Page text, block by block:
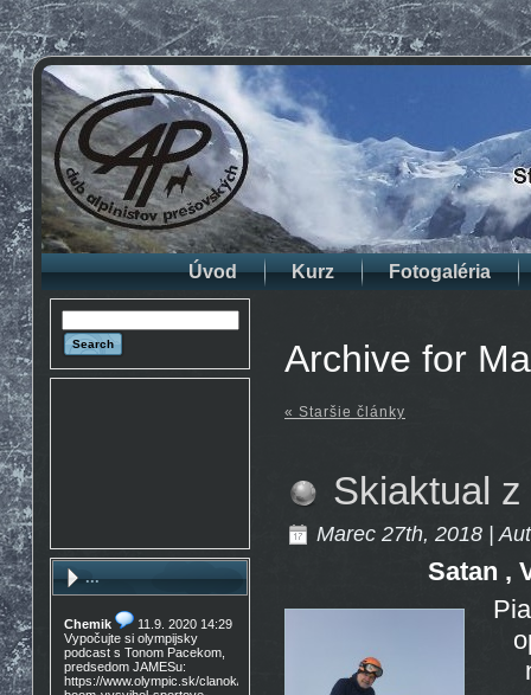
Úvod Kurz Fotogaléria
...
Chemik
11.9. 2020 14:29
Vypočujte si olympijsky
podcast s Tonom Pacekom,
predsedom JAMESu:
https://www.olympic.sk/clanok/celosvetovy-
Archive for
« Staršie články
Skiaktual z
Marec 27th, 2018 |
Satan ,